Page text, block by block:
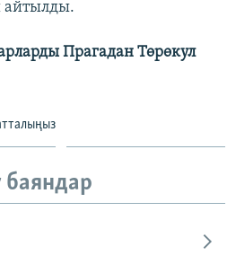
айтылды.
Прагадан Төрөкул